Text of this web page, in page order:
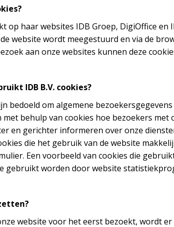
op haar websites IDB Groep, DigiOffice
de website wordt meegestuurd en via de
aan onze websites kunnen deze
IDB B.V. cookies?
bedoeld om algemene
behulp van cookies hoe bezoekers
en gerichter informeren over onze
die het gebruik van de website
Een voorbeeld van cookies die
gebruikt worden door website
website voor het eerst bezoekt, wordt